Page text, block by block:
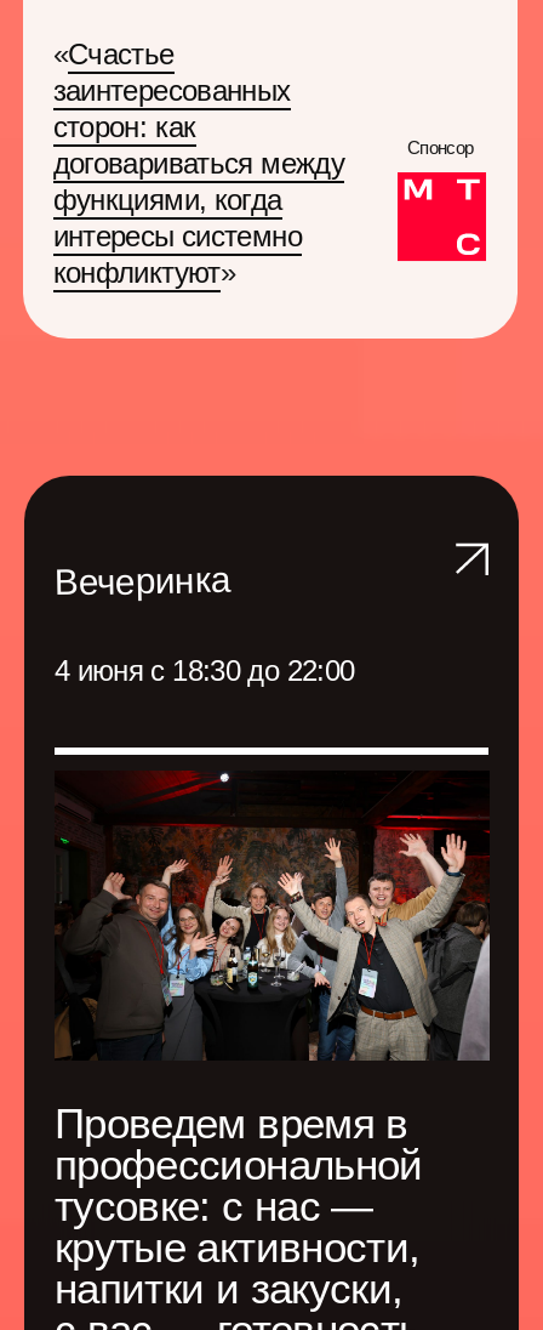
огня под гитару?
Разожжем не только
костер во дворе,
но и ностальгию.
Резиденты
нетворкинг-зоны